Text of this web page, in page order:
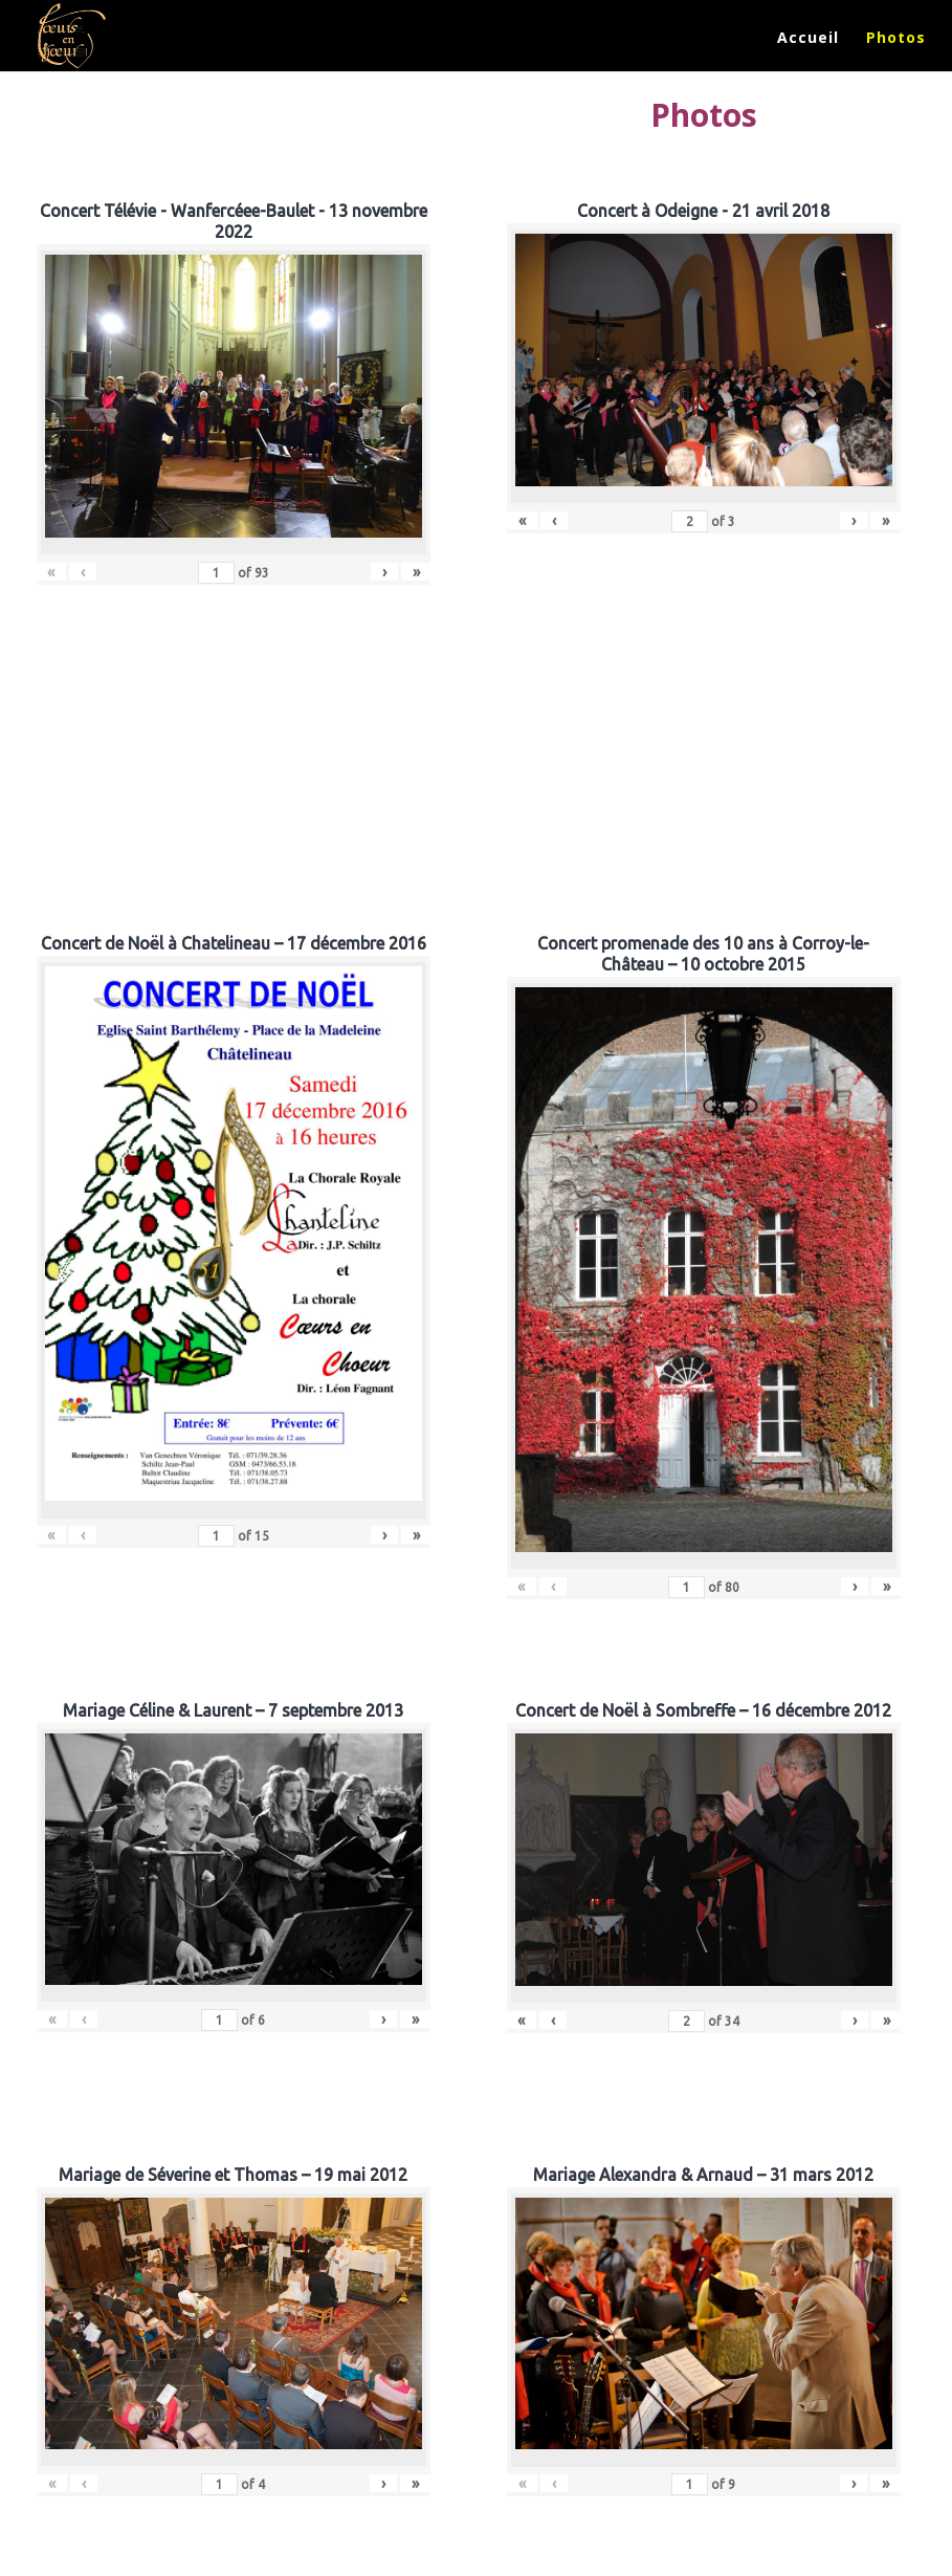
Accueil Photos
Photos
Concert Télévie - Wanfercéee-Baulet - 13 novembre
2022
« ‹ of 93 › »
Concert à Odeigne - 21 avril 2018
« ‹ of3 › »
Concert de Noël à Chatelineau – 17 décembre 2016
« ‹ of 15 › »
Concert promenade des 10 ans à Corroy-le-
Château – 10 octobre 2015
« ‹ of 80 › »
Mariage Céline & Laurent – 7 septembre 2013
« ‹ of 6 › »
Concert de Noël à Sombreffe – 16 décembre 2012
« ‹ of 34 › »
Mariage de Séverine et Thomas – 19 mai 2012
« ‹ of 4 › »
Mariage Alexandra & Arnaud – 31 mars 2012
« ‹ of 9 › »